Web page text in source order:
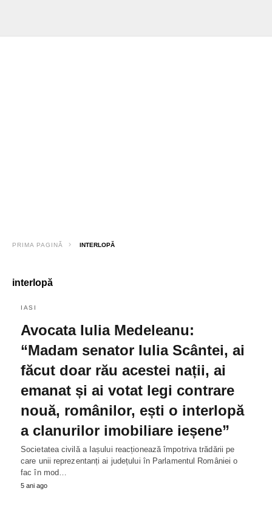
PRIMA PAGINĂ INTERLOPĂ
interlopă
IASI
Avocata Iulia Medeleanu:
“Madam senator Iulia Scântei, ai
făcut doar rău acestei nații, ai
emanat și ai votat legi contrare
nouă, românilor, ești o interlopă
a clanurilor imobiliare ieșene”
Societatea civilă a Iașului reacționează împotriva trădării pe
care unii reprezentanți ai județului în Parlamentul României o
fac în mod…
5 ani ago